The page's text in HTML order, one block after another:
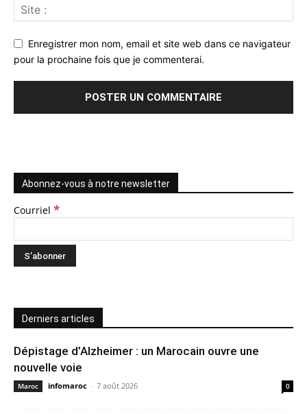
Enregistrer mon nom, email et site web dans ce navigateur
pour la prochaine fois que je commenterai.
Abonnez-vous à notre newsletter
Courriel *
Derniers articles
Dépistage d’Alzheimer : un Marocain ouvre une
nouvelle voie
Maroc infomaroc - 7 août 2026 0